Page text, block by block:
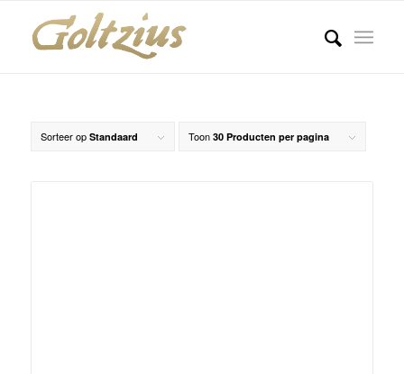
Sorteer op Standaard Toon 30 Producten per pagina